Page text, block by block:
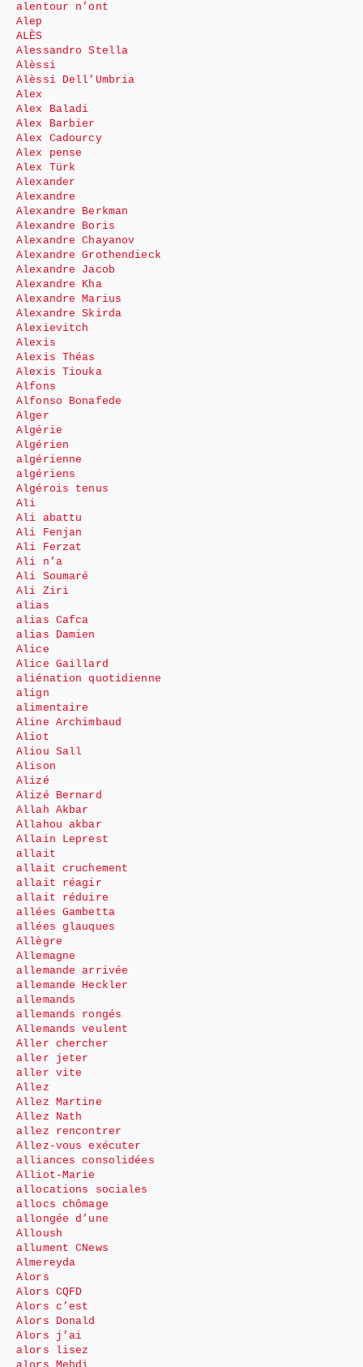
alentour n’ont
Alep
ALÈS
Alessandro Stella
Alèssi
Alèssi Dell’Umbria
Alex
Alex Baladi
Alex Barbier
Alex Cadourcy
Alex pense
Alex Türk
Alexander
Alexandre
Alexandre Berkman
Alexandre Boris
Alexandre Chayanov
Alexandre Grothendieck
Alexandre Jacob
Alexandre Kha
Alexandre Marius
Alexandre Skirda
Alexievitch
Alexis
Alexis Théas
Alexis Tiouka
Alfons
Alfonso Bonafede
Alger
Algérie
Algérien
algérienne
algériens
Algérois tenus
Ali
Ali abattu
Ali Fenjan
Ali Ferzat
Ali n’a
Ali Soumaré
Ali Ziri
alias
alias Cafca
alias Damien
Alice
Alice Gaillard
aliénation quotidienne
align
alimentaire
Aline Archimbaud
Aliot
Aliou Sall
Alison
Alizé
Alizé Bernard
Allah Akbar
Allahou akbar
Allain Leprest
allait
allait cruchement
allait réagir
allait réduire
allées Gambetta
allées glauques
Allègre
Allemagne
allemande arrivée
allemande Heckler
allemands
allemands rongés
Allemands veulent
Aller chercher
aller jeter
aller vite
Allez
Allez Martine
Allez Nath
allez rencontrer
Allez-vous exécuter
alliances consolidées
Alliot-Marie
allocations sociales
allocs chômage
allongée d’une
Alloush
allument CNews
Almereyda
Alors
Alors CQFD
Alors c’est
Alors Donald
Alors j’ai
alors lisez